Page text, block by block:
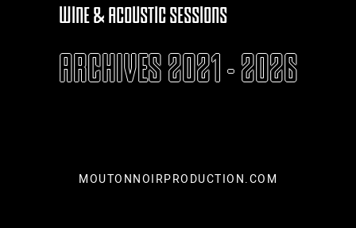
WINE & ACOUSTIC SESSIONS
ARCHIVES 2021 - 2026
MOUTONNOIRPRODUCTION.COM